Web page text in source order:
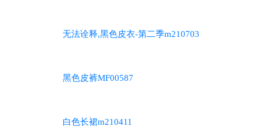
无法诠释,黑色皮衣-第二季m210703
黑色皮裤MF00587
白色长裙m210411